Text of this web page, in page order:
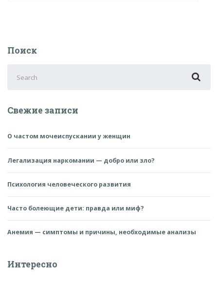
Поиск
for:
Свежие записи
О частом мочеиспускании у женщин
Легализация наркомании — добро или зло?
Психология человеческого развития
Часто болеющие дети: правда или миф?
Анемия — симптомы и причины, необходимые анализы
Интересно